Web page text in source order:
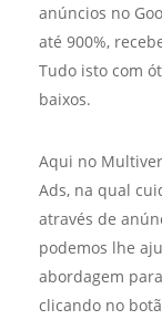
anúncios no
até 900%,
Tudo isto com
baixos.
Aqui no
Ads, na qual
através de
podemos lhe
abordagem
clicando no